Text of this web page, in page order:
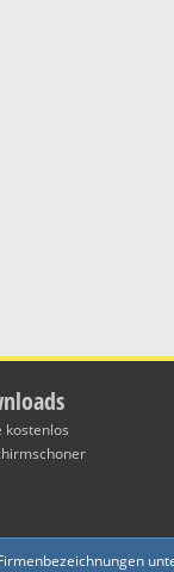
kostenlos